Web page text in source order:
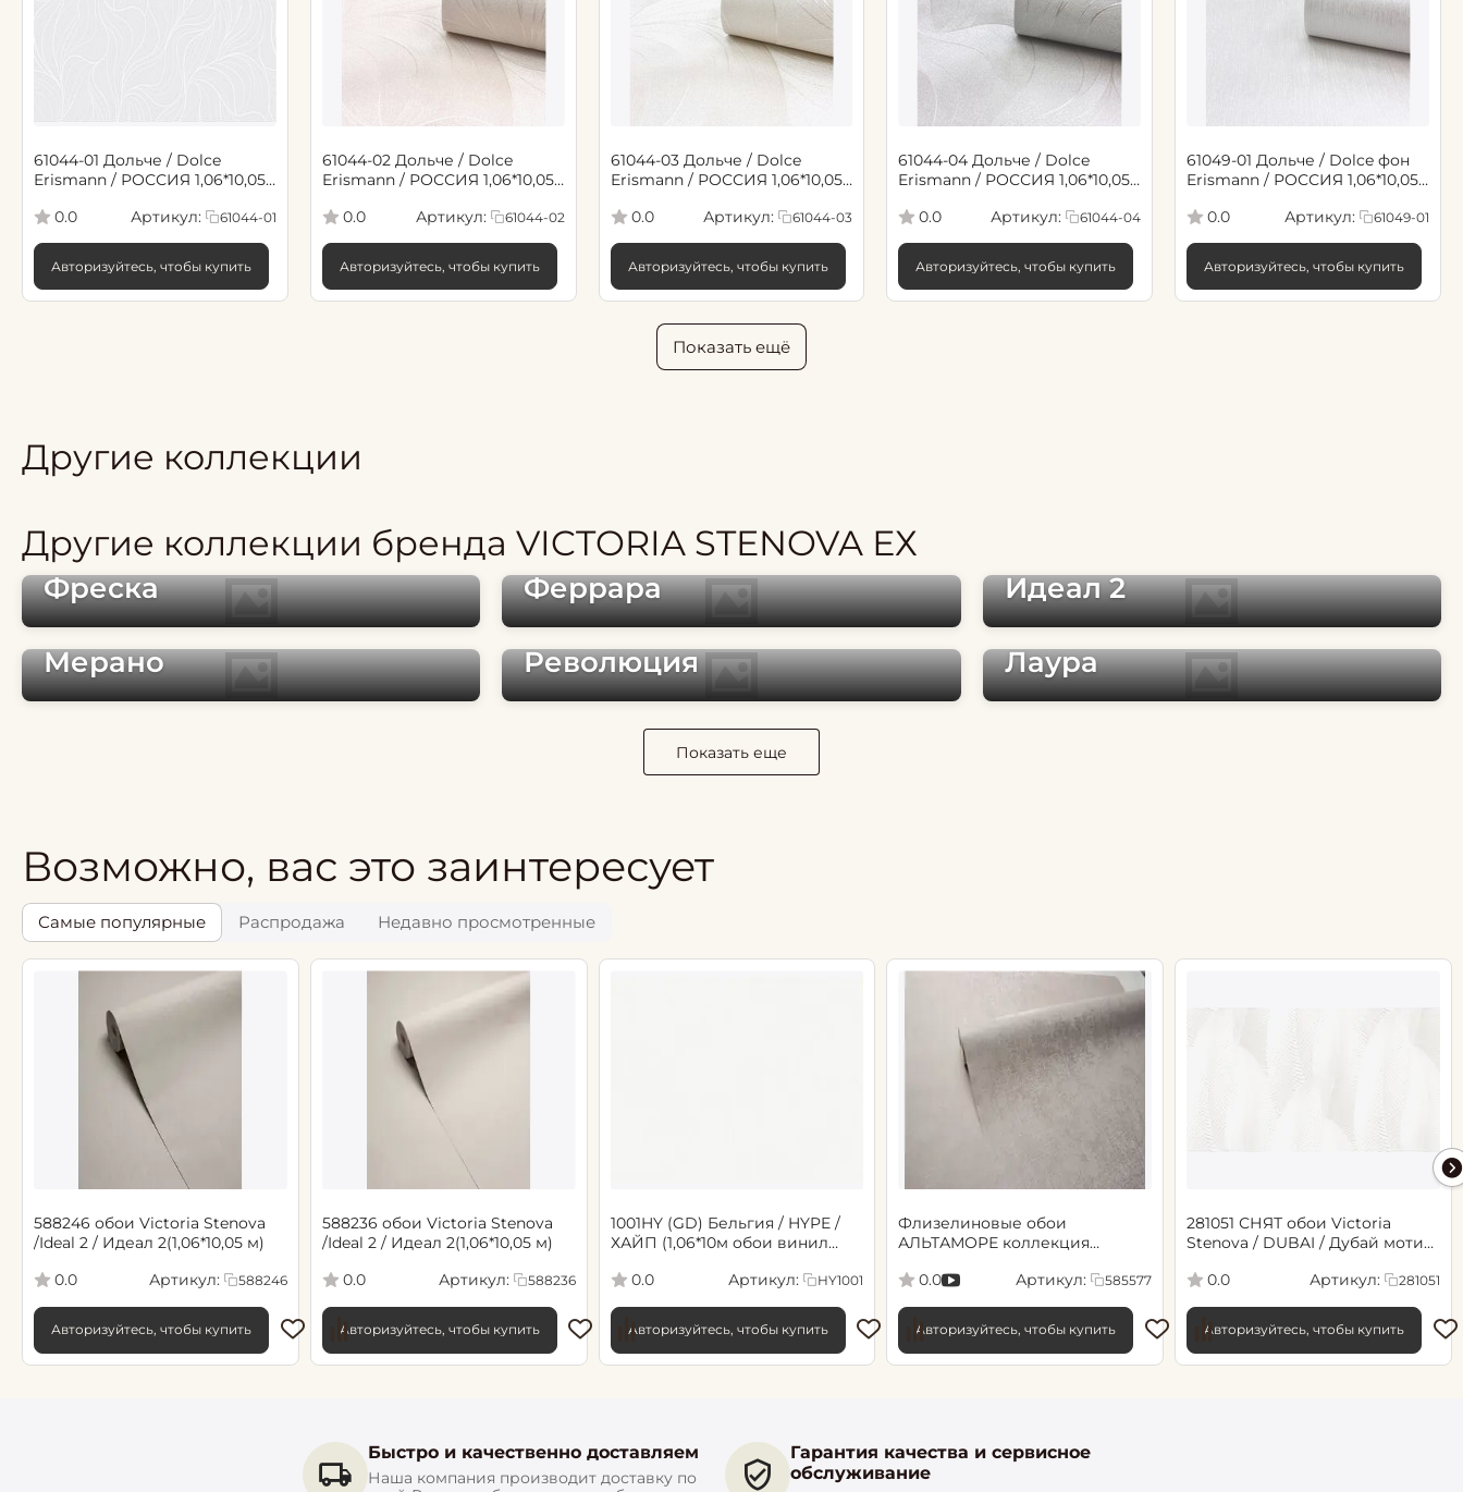
61044-01 Дольче / Dolce
Erismann / РОССИЯ 1,06*10,05
0.0
Артикул: 61044-01
Авторизуйтесь, чтобы купить
61044-02 Дольче / Dolce
Erismann / РОССИЯ 1,06*10,05
0.0
Артикул: 61044-02
Авторизуйтесь, чтобы купить
61044-03 Дольче / Dolce
Erismann / РОССИЯ 1,06*10,05
0.0
Артикул: 61044-03
Авторизуйтесь, чтобы купить
61044-04 Дольче / Dolce
Erismann / РОССИЯ 1,06*10,05
0.0
Артикул: 61044-04
Авторизуйтесь, чтобы купить
61049-01 Дольче / Dolce фон
Erismann / РОССИЯ 1,06*10,05
0.0
Артикул: 61049-01
Авторизуйтесь, чтобы купить
Показать ещё
Другие коллекции
Другие коллекции бренда VICTORIA STENOVA ЕХ
Фреска Феррара Идеал 2
Мерано Революция Лаура
Показать еще
Возможно, вас это заинтересует
Самые популярные Распродажа Недавно просмотренные
588246 обои Victoria Stenova
/Ideal 2 / Идеал 2(1,06*10,05 м)
0.0
Артикул: 588246
Авторизуйтесь, чтобы купить
588236 обои Victoria Stenova
/Ideal 2 / Идеал 2(1,06*10,05 м)
0.0
Артикул: 588236
Авторизуйтесь, чтобы купить
1001HY (GD) Бельгия / HYPE /
ХАЙП (1,06*10м обои винил
0.0
Артикул: HY1001
Авторизуйтесь, чтобы купить
Флизелиновые обои
АЛЬТАМОРЕ коллекция
0.0
Артикул: 585577
Авторизуйтесь, чтобы купить
281051 СНЯТ обои Victoria
Stenova / DUBAI / Дубай мотив
0.0
Артикул: 281051
Авторизуйтесь, чтобы купить
Быстро и качественно доставляем
Наша компания производит доставку по
Гарантия качества и сервисное
обслуживание